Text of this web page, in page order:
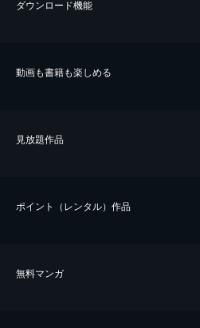
ダウンロード機能
動画も書籍も楽しめる
⾒放題作品
ポイント（レンタル）作品
無料マンガ